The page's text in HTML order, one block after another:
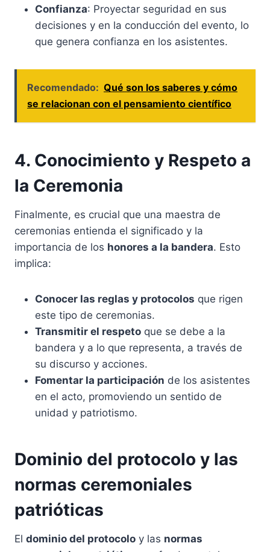
Confianza: Proyectar seguridad en sus
decisiones y en la conducción del evento, lo
que genera confianza en los asistentes.
Recomendado: Qué son los saberes y cómo
se relacionan con el pensamiento científico
4. Conocimiento y Respeto a
la Ceremonia
Finalmente, es crucial que una maestra de
ceremonias entienda el significado y la
importancia de los honores a la bandera. Esto
implica:
Conocer las reglas y protocolos que rigen
este tipo de ceremonias.
Transmitir el respeto que se debe a la
bandera y a lo que representa, a través de
su discurso y acciones.
Fomentar la participación de los asistentes
en el acto, promoviendo un sentido de
unidad y patriotismo.
Dominio del protocolo y las
normas ceremoniales
patrióticas
El dominio del protocolo y las normas